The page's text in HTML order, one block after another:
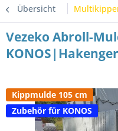
Übersicht
Vezeko Abroll-
Kippmulde 105 cm
Zubehör für KONOS